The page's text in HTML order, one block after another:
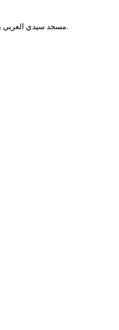
مسجد سيدي العربي يقع في بلدية الوينيت بالجزائر. يُقام فيه الصلوات الخمس والجمعة، ويخدم سكان المنطقة.